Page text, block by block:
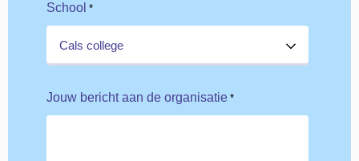
School *
Jouw bericht aan de organisatie *